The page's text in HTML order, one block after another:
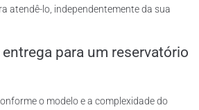
atendê-lo, independentemente da sua
para um reservatório
o modelo e a complexidade do